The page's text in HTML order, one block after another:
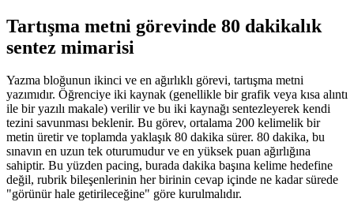
Tartışma metni görevinde 80 dakikalık
sentez mimarisi
Yazma bloğunun ikinci ve en ağırlıklı görevi, tartışma metni
yazımıdır. Öğrenciye iki kaynak (genellikle bir grafik veya kısa alıntı
ile bir yazılı makale) verilir ve bu iki kaynağı sentezleyerek kendi
tezini savunması beklenir. Bu görev, ortalama 200 kelimelik bir
metin üretir ve toplamda yaklaşık 80 dakika sürer. 80 dakika, bu
sınavın en uzun tek oturumudur ve en yüksek puan ağırlığına
sahiptir. Bu yüzden pacing, burada dakika başına kelime hedefine
değil, rubrik bileşenlerinin her birinin cevap içinde ne kadar sürede
"görünür hale getirileceğine" göre kurulmalıdır.